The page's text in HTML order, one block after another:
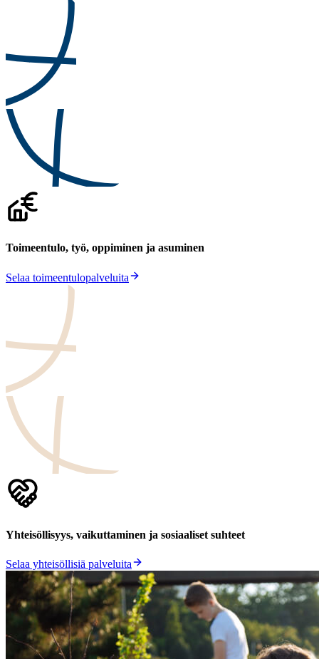
Toimeentulo, työ, oppiminen ja asuminen
Selaa toimeentulopalveluita
Yhteisöllisyys, vaikuttaminen ja sosiaaliset suhteet
Selaa yhteisöllisiä palveluita